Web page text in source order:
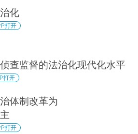
化
打开
查监督的法治化现代化水平
打开
体制改革为
打开